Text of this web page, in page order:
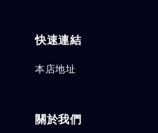
快速連結
本店地址
關於我們